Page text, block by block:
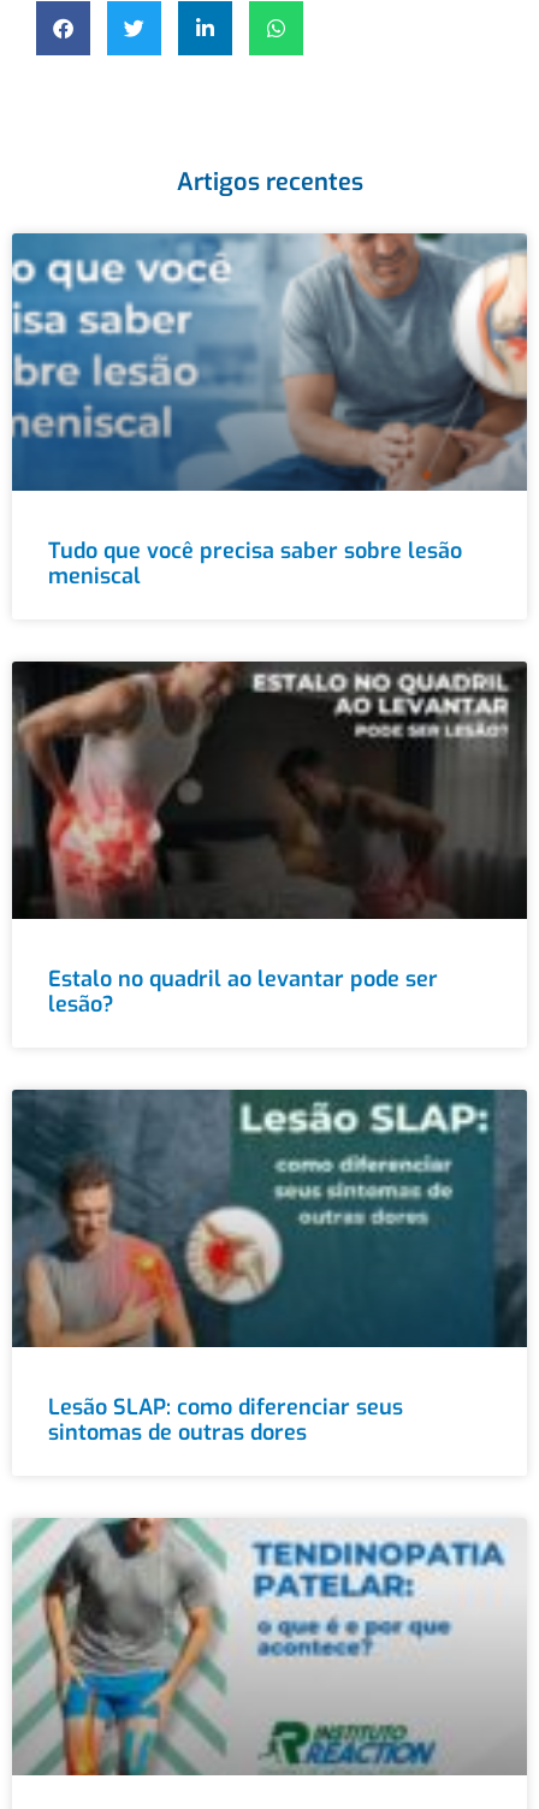
Artigos recentes
Tudo que você precisa saber sobre lesão
meniscal
Estalo no quadril ao levantar pode ser
lesão?
Lesão SLAP: como diferenciar seus
sintomas de outras dores